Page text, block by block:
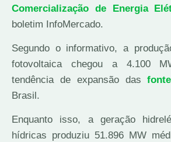
Comercialização de Energia
boletim InfoMercado.
Segundo o informativo, a
fotovoltaica chegou a 4.100
tendência de expansão das
Brasil.
Enquanto isso, a geração
hídricas produziu 51.896 MW